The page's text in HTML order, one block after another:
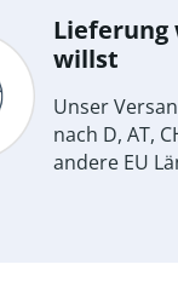
Lieferung
willst
Unser
nach D, AT,
andere EU